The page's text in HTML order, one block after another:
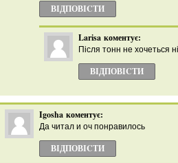
ВІДПОВІCТИ
Larisa коментує:
Після тонн не хочеться
ВІДПОВІCТИ
Igosha коментує:
Да читал и оч понравилось
ВІДПОВІCТИ